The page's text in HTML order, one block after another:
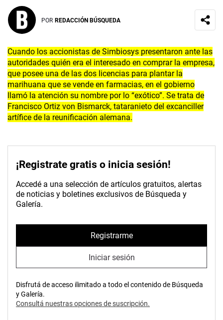
POR REDACCIÓN BÚSQUEDA
Cuando los accionistas de Simbiosys presentaron ante las
autoridades quién era el interesado en comprar la empresa,
que posee una de las dos licencias para plantar la
marihuana que se vende en farmacias, en el gobierno
llamó la atención su nombre por lo “exótico”. Se trata de
Francisco Ortiz von Bismarck, tataranieto del excanciller
artífice de la reunificación alemana.
¡Registrate gratis o inicia sesión!
Accedé a una selección de artículos gratuitos, alertas
de noticias y boletines exclusivos de Búsqueda y
Galería.
Registrarme
Iniciar sesión
Disfrutá de acceso ilimitado a todo el contenido de Búsqueda
y Galería.
Consultá nuestras opciones de suscripción.